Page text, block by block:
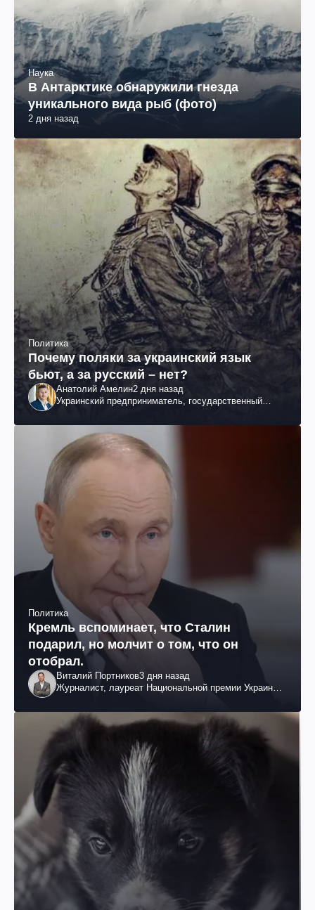
Наука
В Антарктике обнаружили гнезда
уникального вида рыб (фото)
2 дня назад
Политика
Почему поляки за украинский язык
бьют, а за русский – нет?
Анатолий Амелин2 дня назад
Украинский предприниматель, государственный
Политика
Кремль вспоминает, что Сталин
подарил, но молчит о том, что он
отобрал.
Виталий Портников3 дня назад
Журналист, лауреат Национальной премии Украины